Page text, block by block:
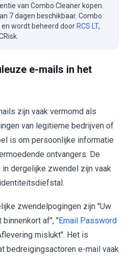
van Combo Cleaner kopen.
7 dagen beschikbaar. Combo
wordt beheerd door RCS LT,
e-mails in het
zijn vaak vermomd als
van legitieme bedrijven of
is om persoonlijke informatie
ontvangers. De
dergelijke zwendel zijn vaak
zwendelpogingen zijn "Uw
af", "Email Password
mislukt". Het is
bedreigingsactoren e-mail vaak